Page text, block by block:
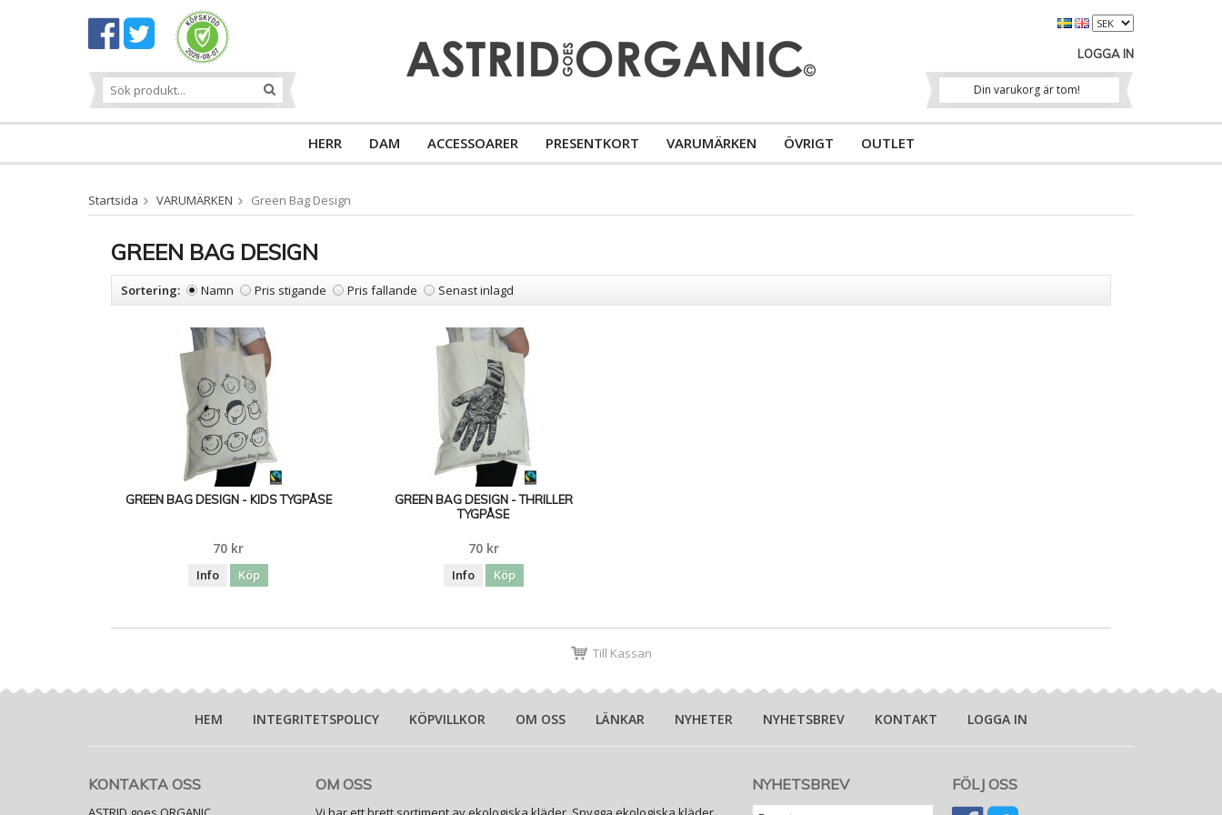
LOGGA IN
Din varukorg är tom!
HERR DAM ACCESSOARER PRESENTKORT VARUMÄRKEN ÖVRIGT OUTLET
Startsida VARUMÄRKEN Green Bag Design
GREEN BAG DESIGN
Sortering: Namn Pris stigande Pris fallande Senast inlagd
GREEN BAG DESIGN - KIDS TYGPÅSE
70 kr
Info Köp
GREEN BAG DESIGN - THRILLER
TYGPÅSE
70 kr
Info Köp
Till Kassan
HEM INTEGRITETSPOLICY KÖPVILLKOR OM OSS LÄNKAR NYHETER NYHETSBREV KONTAKT LOGGA IN
KONTAKTA OSS FÖLJ OSS
NYHETSBREV
OM OSS